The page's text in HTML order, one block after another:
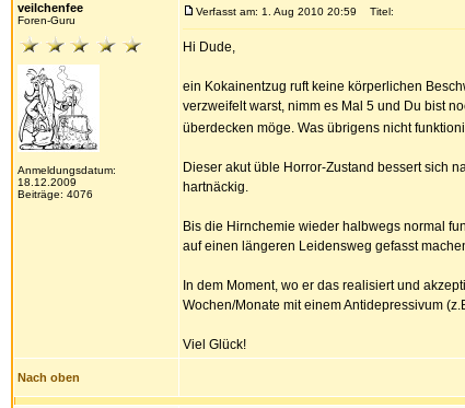
veilchenfee
Foren-Guru
Anmeldungsdatum:
18.12.2009
Beiträge: 4076
Verfasst am: 1. Aug 2010 20:59 Titel:
Hi Dude,
ein Kokainentzug ruft keine körperlichen
verzweifelt warst, nimm es Mal 5 und Du bist
überdecken möge. Was übrigens nicht
Dieser akut üble Horror-Zustand bessert sich
hartnäckig.
Bis die Hirnchemie wieder halbwegs normal
auf einen längeren Leidensweg gefasst
In dem Moment, wo er das realisiert und
Wochen/Monate mit einem Antidepressivum
Viel Glück!
Nach oben